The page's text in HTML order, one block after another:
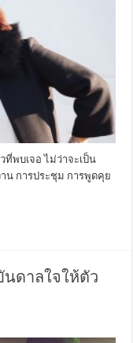
ที่พบเจอ ไม่ว่าจะเป็น
น การประชุม การพูดคุย
นดาลใจให้ตัว